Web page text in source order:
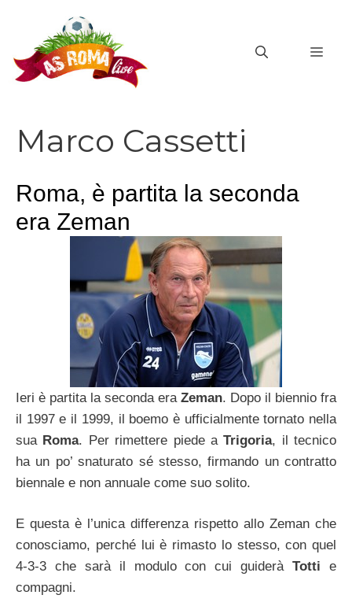
contenuto
Marco Cassetti
Roma, è partita la seconda
era Zeman
Ieri è partita la seconda era Zeman. Dopo il biennio fra
il 1997 e il 1999, il boemo è ufficialmente tornato nella
sua Roma. Per rimettere piede aTrigoria, il tecnico
ha un po’ snaturato sé stesso, firmando un contratto
biennale e non annuale come suo solito.
E questa è l’unica differenza rispetto allo Zeman che
conosciamo, perché lui è rimasto lo stesso, con quel
4-3-3 che sarà il modulo con cui guideràTotti e
compagni.